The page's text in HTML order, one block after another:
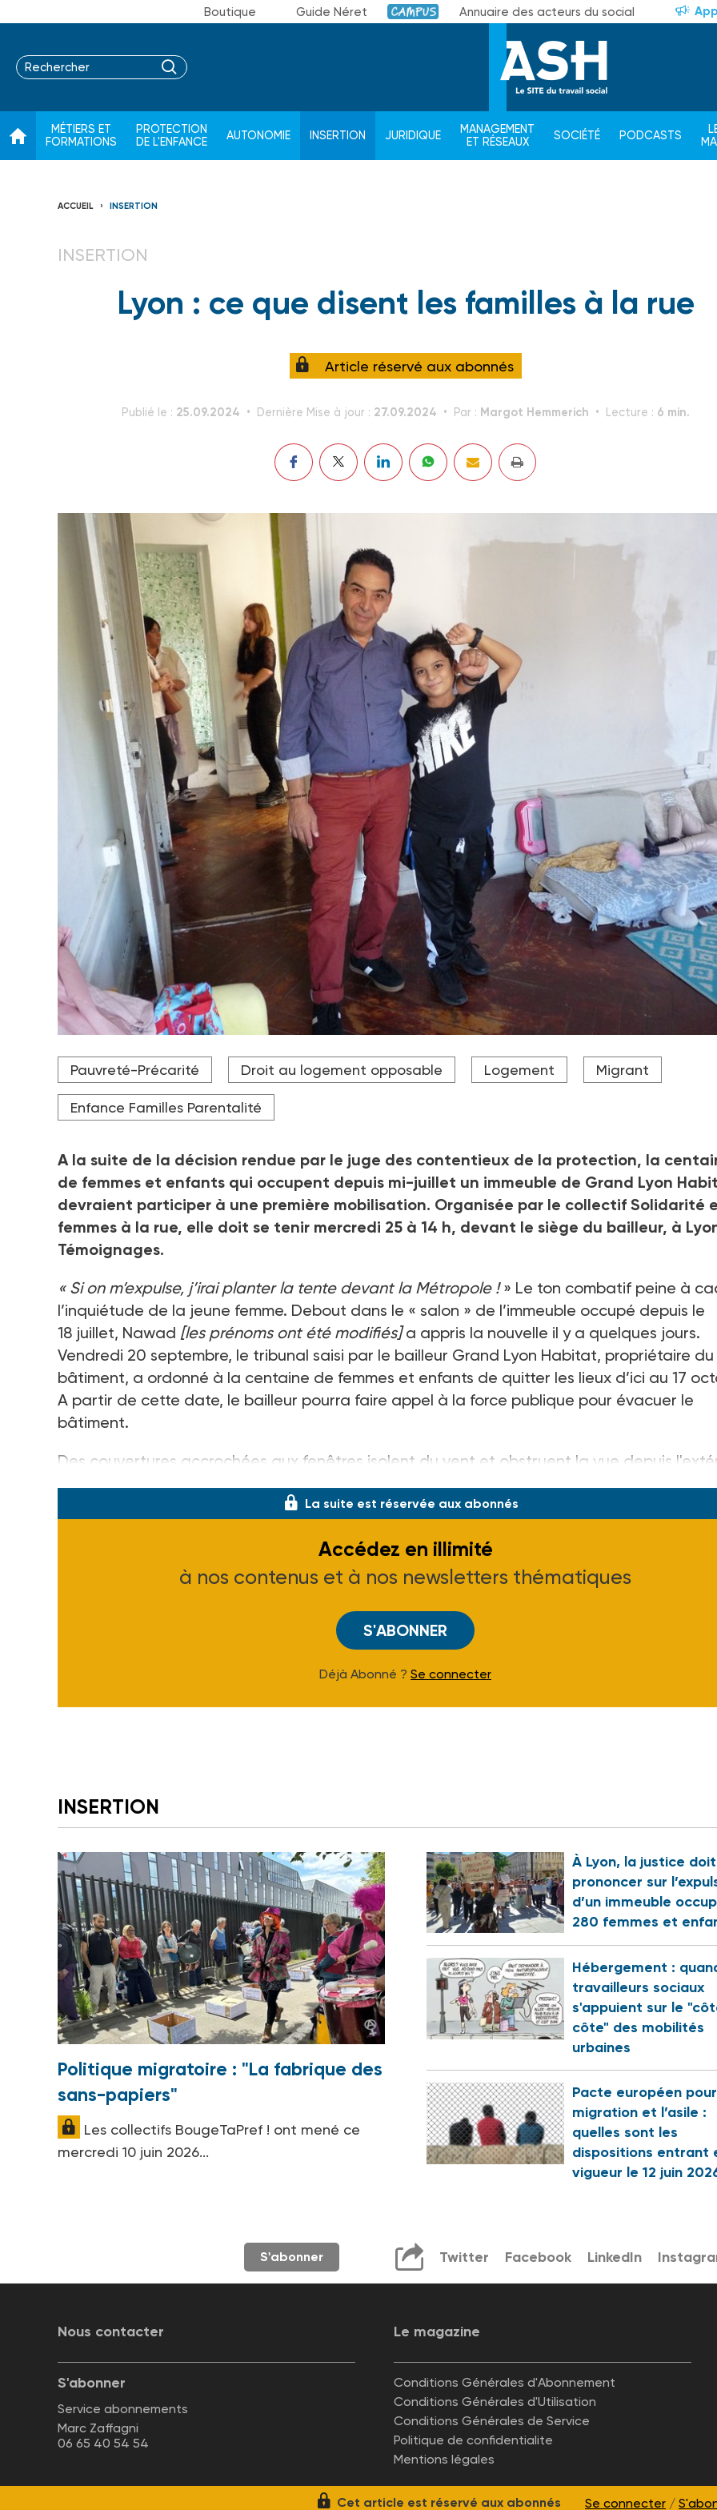
Boutique Guide Néret Campus Annuaire des acteurs du social
MÉTIERS ET
FORMATIONS
PROTECTION
DE L'ENFANCE
AUTONOMIE INSERTION JURIDIQUE
MANAGEMENT
ET RÉSEAUX
SOCIÉTÉ PODCASTS
ACCUEIL INSERTION
INSERTION
Lyon : ce que disent les familles à la rue
Article réservé aux abonnés
Publié le : 25.09.2024 Dernière Mise à jour : 27.09.2024 Par : Margot Hemmerich Lecture : 6 min.
Jayyed, 10 ans, et son père, Ali, se sont réfugiés dans le squat après avoir vécu à la rue.
Pauvreté-Précarité Droit au logement opposable Logement Migrant
Enfance Familles Parentalité
A la suite de la décision rendue par le juge des contentieux de la protection, la
de femmes et enfants qui occupent depuis mi-juillet un immeuble de Grand Lyon
devraient participer à une première mobilisation. Organisée par le collectif Solidarité
femmes à la rue, elle doit se tenir mercredi 25 à 14 h, devant le siège du bailleur, à
Témoignages.
« Si on m’expulse, j’irai planter la tente devant la Métropole ! » Le ton combatif peine à
l’inquiétude de la jeune femme. Debout dans le « salon » de l’immeuble occupé depuis le
18 juillet, Nawad [les prénoms ont été modifiés]a appris la nouvelle il y a quelques jours.
Vendredi 20 septembre, le tribunal saisi par le bailleur Grand Lyon Habitat, propriétaire du
bâtiment, a ordonné à la centaine de femmes et enfants de quitter les lieux d’ici au 17
A partir de cette date, le bailleur pourra faire appel à la force publique pour évacuer le
bâtiment.
Des couvertures accrochées aux fenêtres isolent du vent et obstruent la vue depuis
La suite est réservée aux abonnés
Accédez en illimité
à nos contenus et à nos newsletters thématiques
S'ABONNER
Déjà Abonné ? Se connecter
Cet article est réservé aux abonnés Se connecter /
INSERTION
Politique migratoire : "La fabrique des
sans-papiers"
Les collectifs BougeTaPref ! ont mené ce
mercredi 10 juin 2026...
À Lyon, la justice
prononcer sur
d’un immeuble
280 femmes et
Hébergement :
travailleurs sociaux
s'appuient sur le
côte" des mobilités
urbaines
Pacte européen
migration et l’asile :
quelles sont les
dispositions entrant
vigueur le 12 juin
S'abonner Twitter Facebook LinkedIn
Nous contacter Le magazine
S'abonner
Service abonnements
Marc Zaffagni
06 65 40 54 54
Conditions Générales d'Abonnement
Conditions Générales d'Utilisation
Conditions Générales de Service
Politique de confidentialite
Mentions légales